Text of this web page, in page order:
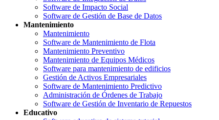
Software de Impacto Social
Software de Gestión de Base de Datos
Mantenimiento
Mantenimiento
Software de Mantenimiento de Flota
Mantenimiento Preventivo
Mantenimiento de Equipos Médicos
Software para mantenimiento de edificios
Gestión de Activos Empresariales
Software de Mantenimiento Predictivo
Administración de Órdenes de Trabajo
Software de Gestión de Inventario de Repuestos
Educativo